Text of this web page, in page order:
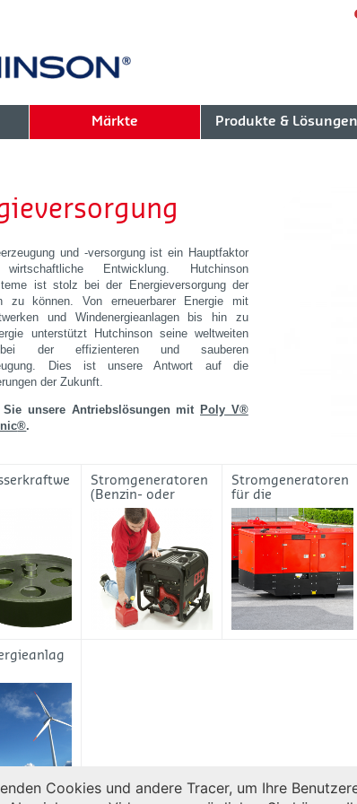
Märkte Produkte & Lösungen
und -versorgung ist ein Hauptfaktor
Entwicklung. Hutchinson
iststolz bei der Energieversorgung der
zu können. Von erneuerbarer Energie mit
und Windenergieanlagen bis hin zu
unterstützt Hutchinson seine weltweiten
der effizienteren und sauberen
Dies ist unsere Antwort auf die
der Zukunft.
Sie unsere Antriebslösungen mit Poly V®
®.
Stromgeneratoren
(Benzin- oder
Dieselmotoren)
Stromgeneratoren
für die
Bauindustrie
Cookies und andere Tracer, um Ihre